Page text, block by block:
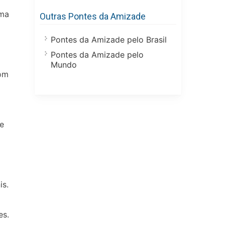
Outras Pontes da Amizade
Pontes da Amizade pelo Brasil
Pontes da Amizade pelo
Mundo